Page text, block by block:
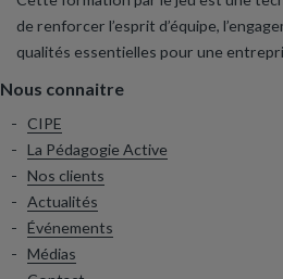
de renforcer l’esprit d’équipe,
qualités essentielles pour une
Nous connaitre
CIPE
La Pédagogie Active
Nos clients
Actualités
Événements
Médias